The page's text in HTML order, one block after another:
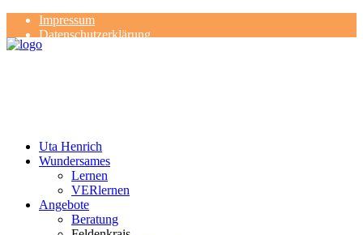
Impressum
Datenschutzerklärung
Kontakt
Uta Henrich
Wundersames
Lernen
VERlernen
Angebote
Beratung